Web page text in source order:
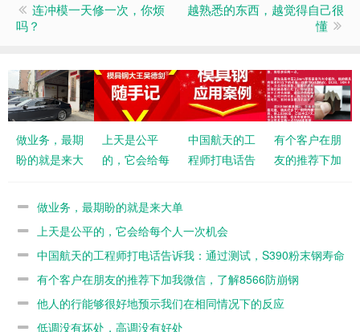
连冲模一天修一次，你烦
吗？
越熟悉的东西，越觉得自己很
懂
做业务，最期
盼的就是来大
上天是公平
的，它会给每
中国航天的工
程师打电话告
8566
有个客户在朋
友的推荐下加
做业务，最期盼的就是来大单
上天是公平的，它会给每个人一次机会
中国航天的工程师打电话告诉我：通过测试，S390粉末钢寿命
不如8566
有个客户在朋友的推荐下加我微信，了解8566防崩钢
他人的行能够很好地预示我们在相同情况下的反应
低调没有坏处，高调没有好处